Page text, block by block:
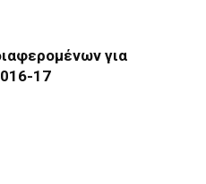
για
17